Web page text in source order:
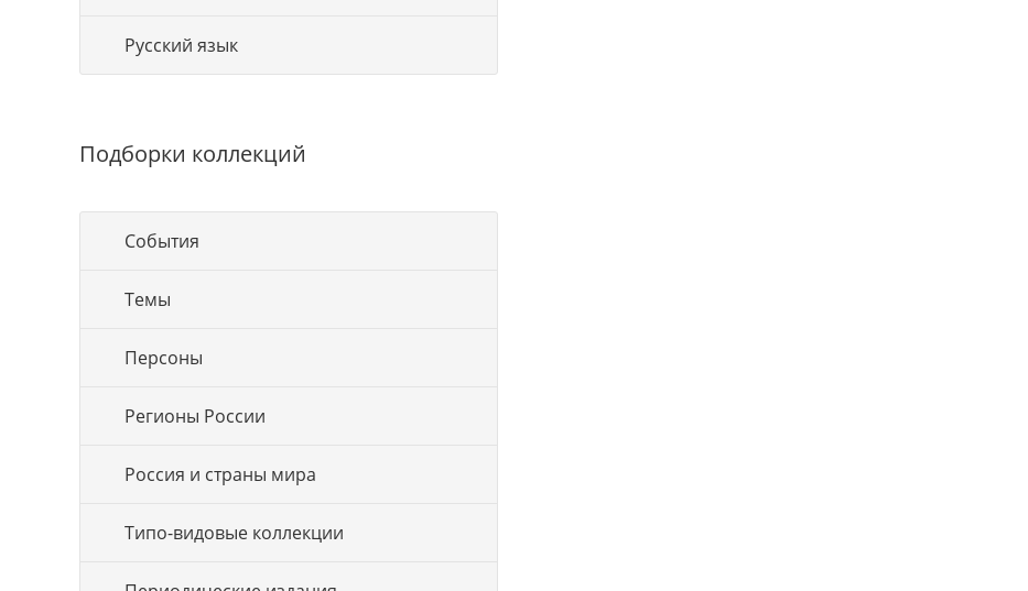
Русский язык
Подборки коллекций
События
Темы
Персоны
Регионы России
Россия и страны мира
Типо-видовые коллекции